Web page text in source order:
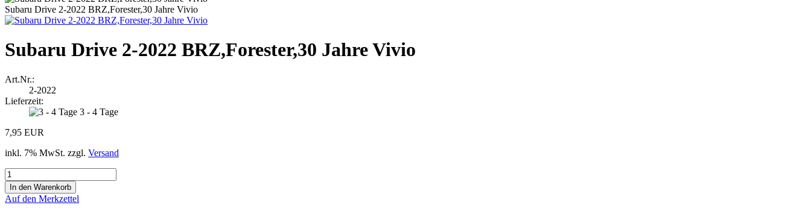
Subaru Drive 2-2022 BRZ,Forester,30 Jahre Vivio
Subaru Drive 2-2022 BRZ,Forester,30 Jahre Vivio
Art.Nr.:
2-2022
Lieferzeit:
3 - 4 Tage
7,95 EUR
inkl. 7% MwSt. zzgl. Versand
Auf den Merkzettel